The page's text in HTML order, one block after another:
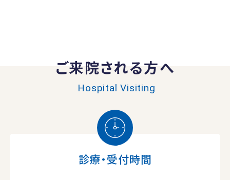
ご来院される方へ
Hospital Visiting
診療・受付時間